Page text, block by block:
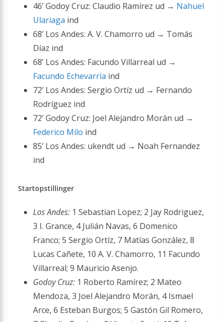
46’ Godoy Cruz: Claudio Ramírez ud → Nahuel
Ulariaga ind
68’ Los Andes: A. V. Chamorro ud → Tomás
Díaz ind
68’ Los Andes: Facundo Villarreal ud →
Facundo Echevarría ind
72’ Los Andes: Sergio Ortíz ud → Fernando
Rodríguez ind
72’ Godoy Cruz: Joel Alejandro Morán ud →
Federico Milo ind
85’ Los Andes: ukendt ud → Noah Fernandez
ind
Startopstillinger
Los Andes: 1 Sebastian Lopez; 2 Jay Rodriguez,
3 I. Grance, 4 Julián Navas, 6 Domenico
Franco; 5 Sergio Ortíz, 7 Matías González, 8
Lucas Cañete, 10 A. V. Chamorro, 11 Facundo
Villarreal; 9 Mauricio Asenjo.
Godoy Cruz: 1 Roberto Ramírez; 2 Mateo
Mendoza, 3 Joel Alejandro Morán, 4 Ismael
Arce, 6 Esteban Burgos; 5 Gastón Gil Romero,